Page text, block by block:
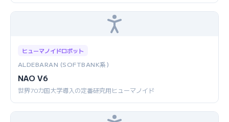
ヒューマノイドロボット
ALDEBARAN (SOFTBANK系)
NAO V6
世界70カ国大学導入の定番研究用ヒューマノイド